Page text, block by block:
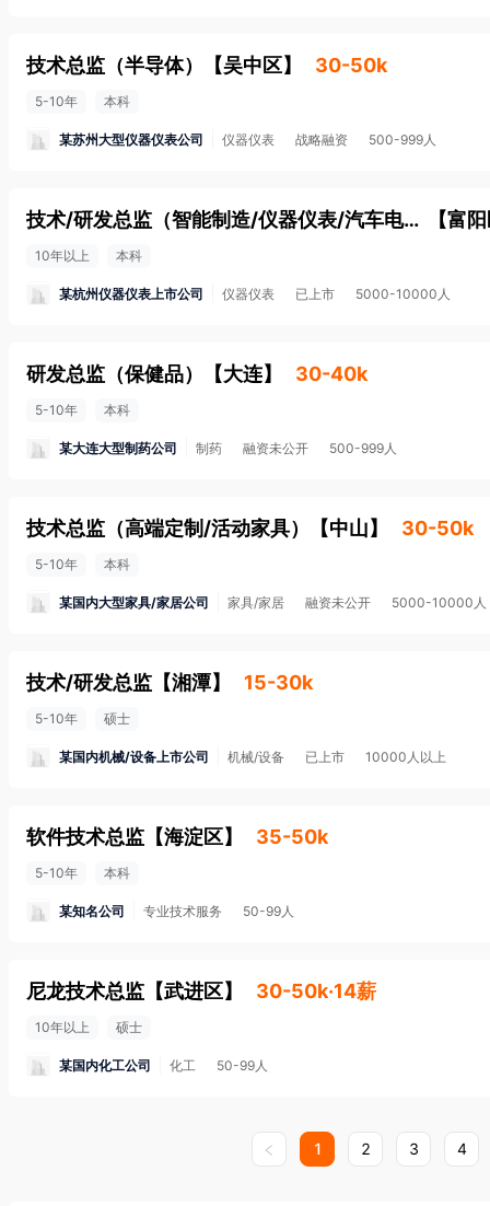
技术总监（半导体） 【吴中区】 30-50k
5-10年 本科
某苏州大型仪器仪表公司 仪器仪表 战略融资 500-999人
技术/研发总监（智能制造/仪器仪表/汽车电子优先） 【富
10年以上 本科
某杭州仪器仪表上市公司 仪器仪表 已上市 5000-10000人
研发总监（保健品） 【大连】 30-40k
5-10年 本科
某大连大型制药公司 制药 融资未公开 500-999人
技术总监（高端定制/活动家具） 【中山】 30-50k
5-10年 本科
某国内大型家具/家居公司 家具/家居 融资未公开 5000-10000人
技术/研发总监 【湘潭】 15-30k
5-10年 硕士
某国内机械/设备上市公司 机械/设备 已上市 10000人以上
软件技术总监 【海淀区】 35-50k
5-10年 本科
某知名公司 专业技术服务 50-99人
尼龙技术总监 【武进区】 30-50k·14薪
10年以上 硕士
某国内化工公司 化工 50-99人
1 2 3 4